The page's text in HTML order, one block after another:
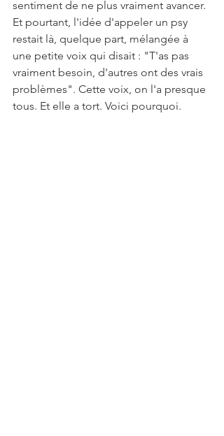
sentiment de ne plus vraiment avancer.
Et pourtant, l'idée d'appeler un psy
restait là, quelque part, mélangée à
une petite voix qui disait : "T'as pas
vraiment besoin, d'autres ont des vrais
problèmes". Cette voix, on l'a presque
tous. Et elle a tort. Voici pourquoi.